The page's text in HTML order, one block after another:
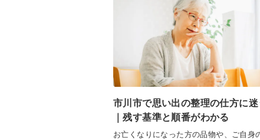
市川市で思い出の整理の仕方に
｜残す基準と順番がわかる
お亡くなりになった方の品物や、ご自身